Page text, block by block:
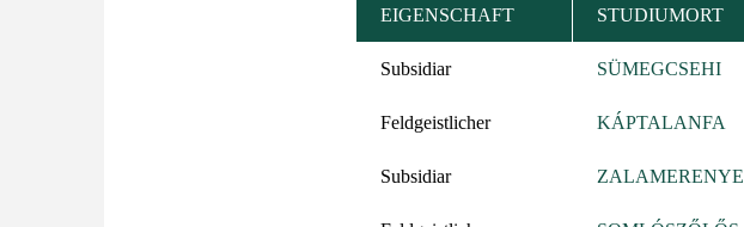
EIGENSCHAFT STUDIUMORT
Subsidiar SÜMEGCSEHI
Feldgeistlicher KÁPTALANFA
Subsidiar ZALAMERENYE